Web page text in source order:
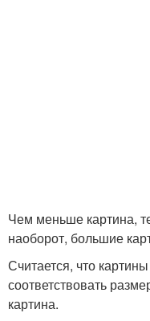
Чем меньше картина,
наоборот, большие
Считается, что
соответствовать
картина.